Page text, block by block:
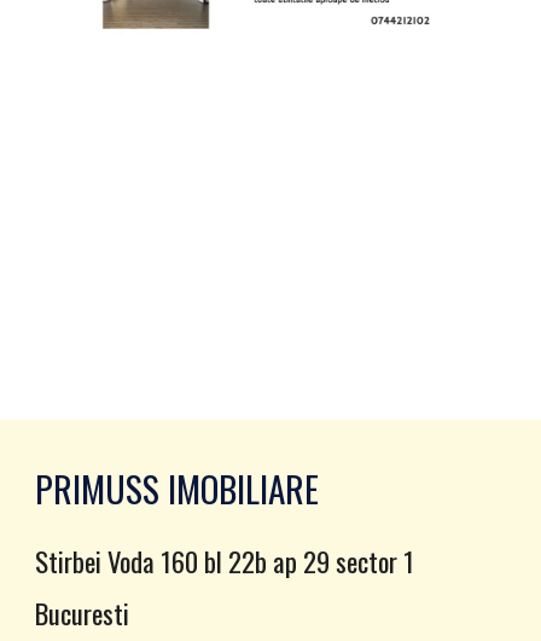
PRIMUSS IMOBILIARE
Stirbei Voda 160 bl 22b ap 29 sector 1
Bucuresti